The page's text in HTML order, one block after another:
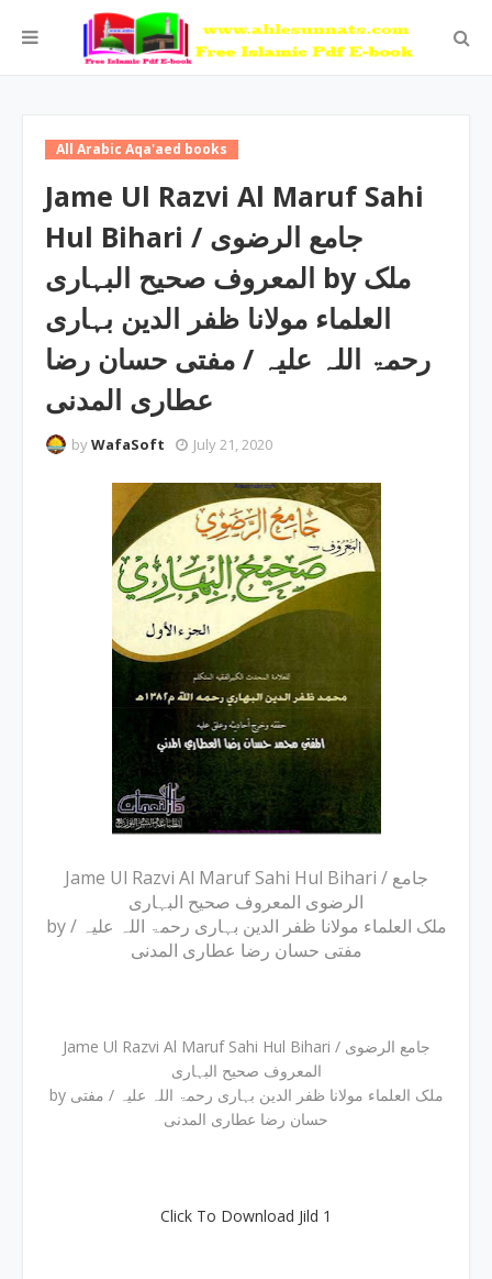
All Arabic Aqa'aed books
Jame Ul Razvi Al Maruf Sahi
Hul Bihari / جامع الرضوی
المعروف صحیح البہاری by ملک
العلماء مولانا ظفر الدین بہاری
رحمۃ اللہ علیہ / مفتی حسان رضا
عطاری المدنی
byWafaSoft July 21, 2020
Jame Ul Razvi Al Maruf Sahi Hul Bihari / جامع
الرضوی المعروف صحیح البہاری
by ملک العلماء مولانا ظفر الدین بہاری رحمۃ اللہ علیہ /
مفتی حسان رضا عطاری المدنی
Jame Ul Razvi Al Maruf Sahi Hul Bihari / جامع الرضوی
المعروف صحیح البہاری
by ملک العلماء مولانا ظفر الدین بہاری رحمۃ اللہ علیہ / مفتی
حسان رضا عطاری المدنی
Click To Download Jild 1